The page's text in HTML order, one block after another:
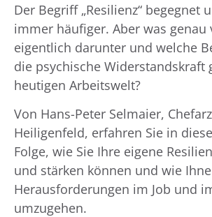
Der Begriff „Resilienz“ begegnet
immer häufiger. Aber was genau
eigentlich darunter und welche
die psychische Widerstandskraft
heutigen Arbeitswelt?
Von Hans-Peter Selmaier,
Heiligenfeld, erfahren Sie in
Folge, wie Sie Ihre eigene
und stärken können und wie
Herausforderungen im Job und
umzugehen.